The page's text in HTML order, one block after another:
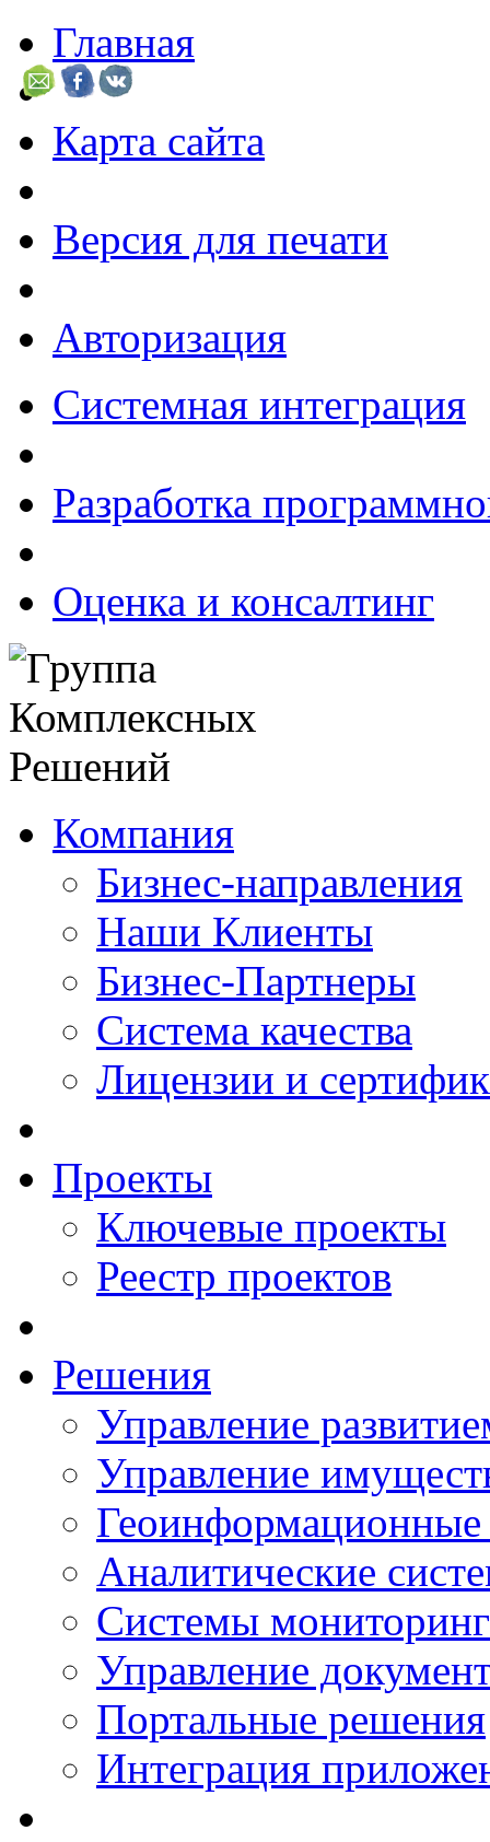
Главная
Карта сайта
Версия для печати
Авторизация
Системная интеграция
Разработка
Оценка и консалтинг
Компания
Бизнес-направления
Наши Клиенты
Бизнес-Партнеры
Система качества
Лицензии и
Проекты
Ключевые проекты
Реестр проектов
Решения
Управление
Управление
Аналитические
Системы
Управление
Портальные решения
Интеграция